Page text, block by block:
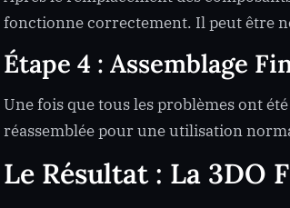
fonctionne correctement. Il peut être
Étape 4 : Assemblage
Une fois que tous les problèmes ont
réassemblée pour une utilisation
Le Résultat : La 3DO